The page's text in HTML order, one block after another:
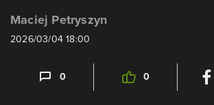
Maciej Petryszyn
2026/03/04 18:00
0 0